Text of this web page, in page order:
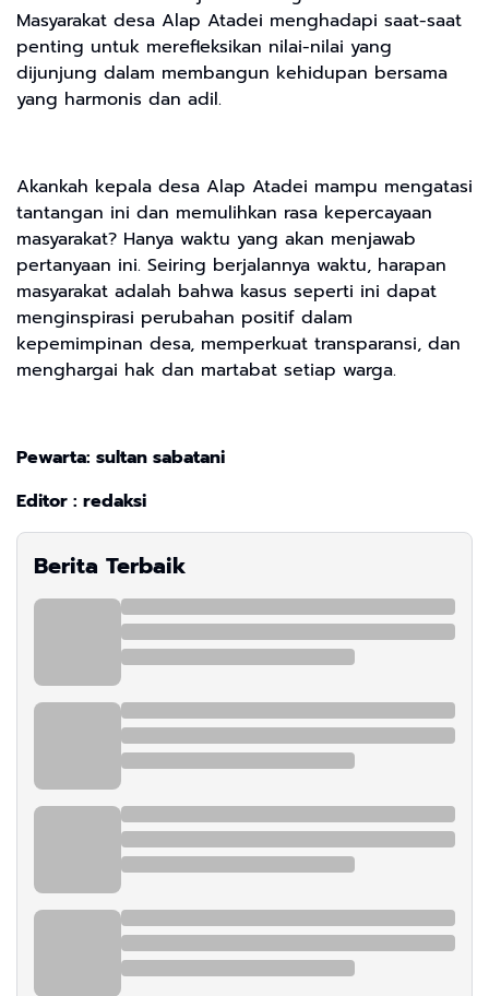
Masyarakat desa Alap Atadei menghadapi saat-saat
penting untuk merefleksikan nilai-nilai yang
dijunjung dalam membangun kehidupan bersama
yang harmonis dan adil.
Akankah kepala desa Alap Atadei mampu mengatasi
tantangan ini dan memulihkan rasa kepercayaan
masyarakat? Hanya waktu yang akan menjawab
pertanyaan ini. Seiring berjalannya waktu, harapan
masyarakat adalah bahwa kasus seperti ini dapat
menginspirasi perubahan positif dalam
kepemimpinan desa, memperkuat transparansi, dan
menghargai hak dan martabat setiap warga.
Pewarta: sultan sabatani
Editor : redaksi
Berita Terbaik